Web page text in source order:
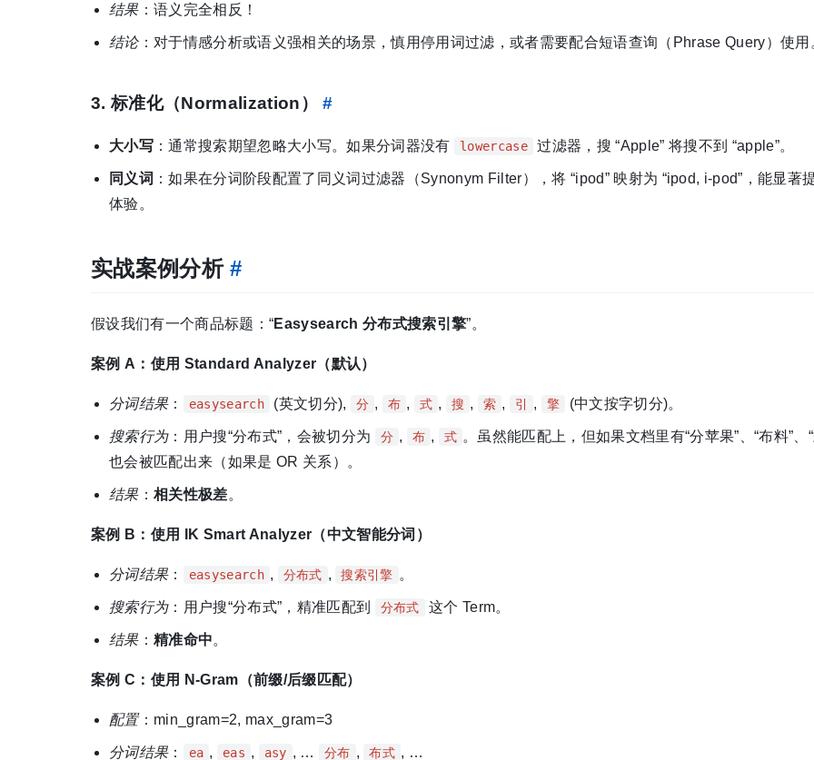
结果：语义完全相反！
结论：对于情感分析或语义强相关的场景，慎用停用词过滤，或者需要配合短语查询（Phrase Query）使用
3. 标准化（Normalization）#
大小写 ：通常搜索期望忽略大小写。如果分词器没有 lowercase 过滤器，搜 “Apple” 将搜不到 “apple”。
同义词 ：如果在分词阶段配置了同义词过滤器（Synonym Filter），将 “ipod” 映射为 “ipod, i-pod”，能显著
体验。
实战案例分析#
假设我们有一个商品标题：“Easysearch 分布式搜索引擎”。
案例 A：使用 Standard Analyzer（默认）
分词结果： easysearch (英文切分), 分 , 布 , 式 , 搜 , 索 , 引 , 擎 (中文按字切分)。
搜索行为：用户搜“分布式”，会被切分为 分 , 布 , 式 。虽然能匹配上，但如果文档里有“分苹果”、“布料”、
也会被匹配出来（如果是 OR 关系）。
结果：相关性极差。
案例 B：使用 IK Smart Analyzer（中文智能分词）
分词结果： easysearch , 分布式 , 搜索引擎 。
搜索行为：用户搜“分布式”，精准匹配到 分布式 这个 Term。
结果：精准命中。
案例 C：使用 N-Gram（前缀/后缀匹配）
配置：min_gram=2, max_gram=3
分词结果： ea , eas , asy , … 分布 , 布式 , …